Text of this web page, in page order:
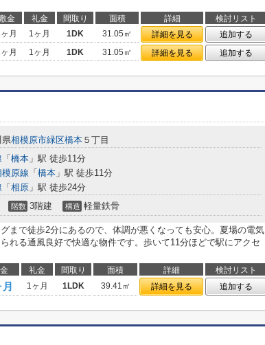
金 礼金 間取り 面積 詳細
検討リスト
月 1ヶ月 1DK 31.05㎡ 詳細を見る
追加する
月 1ヶ月 1DK 31.05㎡ 詳細を見る 追加する
県相模原市緑区橋本 ５丁目
「 橋本 」駅 徒歩11分
原線 「 橋本 」駅 徒歩11分
「 相原 」駅 徒歩24分
階数 3階建 構造 軽量鉄骨
まで徒歩2分にあるので、体調が悪くなっても安心。夏場の電気
れる通風良好で快適な物件です。歩いて11分ほどで駅にアクセ
礼金 間取り 面積 詳細
検討リスト
1ヶ月 1LDK 39.41㎡ 詳細を見る 追加する